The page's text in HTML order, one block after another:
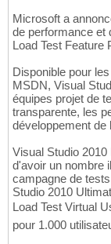
Microsoft a
de performance et
Load Test Feature
Disponible pour
MSDN, Visual
équipes projet de
transparente, les
développement de
Visual Studio
d'avoir un nombre
campagne de
Studio 2010
Load Test Virtual
pour 1.000